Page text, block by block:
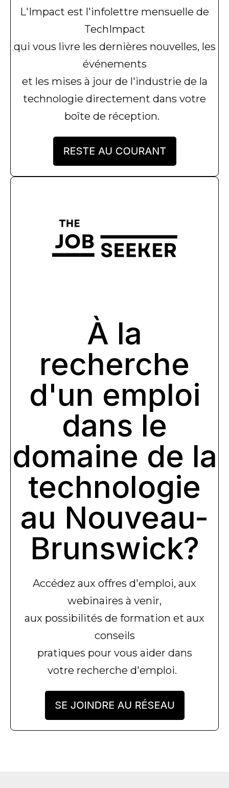
L'Impact est l'infolettre mensuelle de
TechImpact
qui vous livre les dernières nouvelles, les
événements
et les mises à jour de l'industrie de la
technologie directement dans votre
boîte de réception.
À la
recherche
d'un emploi
dans le
domaine de la
technologie
au Nouveau-
Brunswick?
Accédez aux offres d'emploi, aux
webinaires à venir,
aux possibilités de formation et aux
conseils
pratiques pour vous aider dans
votre recherche d'emploi.